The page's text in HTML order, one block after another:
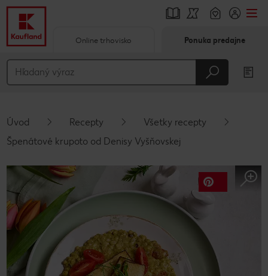
Hlavný obsah
Vyskakovací bočný panel
Online trhovisko Ponuka predajne
Úvod Recepty
Všetky recepty
Špenátové krupoto od Denisy Vyšňovskej